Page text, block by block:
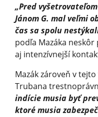
„Pred
Jánom G. mal veľmi
čas sa spolu
podľa Mazáka
aj intenzívnejší
Mazák zároveň v
Trubana
indície musia byť
ktoré musia